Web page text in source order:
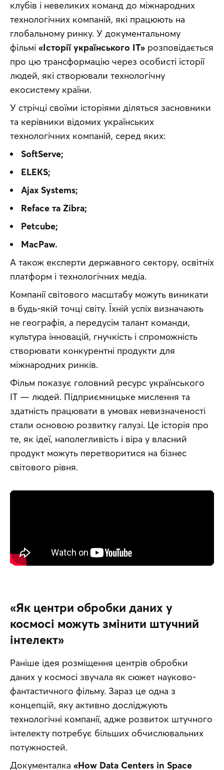
клубів і невеликих команд до міжнародних
технологічних компаній, які працюють на
глобальному ринку. У документальному
фільмі «Історії українського IT» розповідається
про цю трансформацію через особисті історії
людей, які створювали технологічну
екосистему країни.
У стрічці своїми історіями діляться засновники
та керівники відомих українських
технологічних компаній, серед яких:
SoftServe;
ELEKS;
Ajax Systems;
Reface та Zibra;
Petcube;
MacPaw.
А також експерти державного сектору, освітніх
платформ і технологічних медіа.
Компанії світового масштабу можуть виникати
в будь-якій точці світу. Їхній успіх визначають
не географія, а передусім талант команди,
культура інновацій, гнучкість і спроможність
створювати конкурентні продукти для
міжнародних ринків.
Фільм показує головний ресурс українського
IT — людей. Підприємницьке мислення та
здатність працювати в умовах невизначеності
стали основою розвитку галузі. Це історія про
те, як ідеї, наполегливість і віра у власний
продукт можуть перетворитися на бізнес
світового рівня.
«Як центри обробки даних у
космосі можуть змінити штучний
інтелект»
Раніше ідея розміщення центрів обробки
даних у космосі звучала як сюжет науково-
фантастичного фільму. Зараз це одна з
концепцій, яку активно досліджують
технологічні компанії, адже розвиток штучного
інтелекту потребує більших обчислювальних
потужностей.
Документалка «How Data Centers in Space